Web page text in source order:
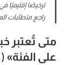
ترخيصًا
راجع متطلبات
متى تُعتبر